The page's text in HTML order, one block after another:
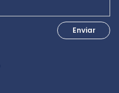
Enviar